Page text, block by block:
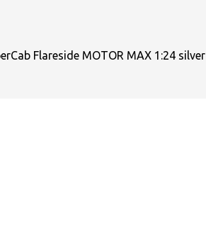
Flareside MOTOR MAX 1:24 silver